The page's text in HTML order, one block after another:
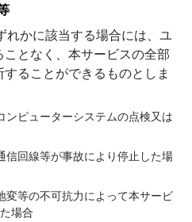
れかに該当する場合には、ユ
となく、本サービスの全部
ることができるものとしま
ンピューターシステムの点検又は
信回線等が事故により停止した場
変等の不可抗力によって本サービ
場合